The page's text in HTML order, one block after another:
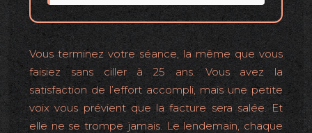
Vous terminez votre séance, la même que vous
faisiez sans ciller à 25 ans. Vous avez la
satisfaction de l’effort accompli, mais une petite
voix vous prévient que la facture sera salée. Et
elle ne se trompe jamais. Le lendemain, chaque